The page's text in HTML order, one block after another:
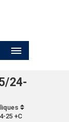
24-
25 +C